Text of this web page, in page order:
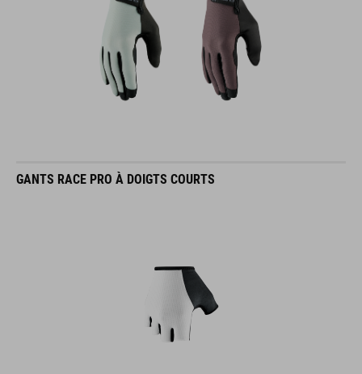
GANTS RACE PRO À DOIGTS COURTS